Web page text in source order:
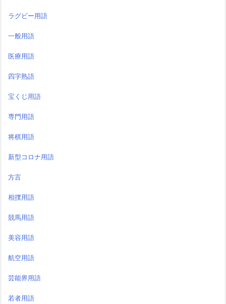
ラグビー用語
一般用語
医療用語
四字熟語
宝くじ用語
専門用語
将棋用語
新型コロナ用語
方言
相撲用語
競馬用語
美容用語
航空用語
芸能界用語
若者用語